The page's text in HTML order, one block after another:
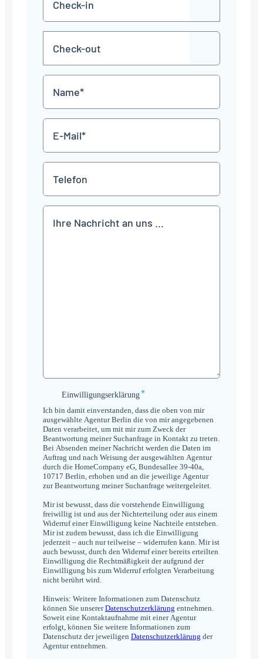
in
TT
Punkt
MM
JJJJ
TT
Punkt
MM
JJJJ
Mail
*
Einwilligungserklärung
Einwilligungserklärung*
Ich bin damit einverstanden, dass die oben von mir
ausgewählte Agentur Berlin die von mir angegebenen
Daten verarbeitet, um mit mir zum Zweck der
Beantwortung meiner Suchanfrage in Kontakt zu treten.
Bei Absenden meiner Nachricht werden die Daten im
Auftrag und nach Weisung der ausgewählten Agentur
durch die HomeCompany eG, Bundesallee 39-40a,
10717 Berlin, erhoben und an die jeweilige Agentur
zur Beantwortung meiner Suchanfrage weitergeleitet.
Mir ist bewusst, dass die vorstehende Einwilligung
freiwillig ist und aus der Nichterteilung oder aus einem
Widerruf einer Einwilligung keine Nachteile entstehen.
Mir ist zudem bewusst, dass ich die Einwilligung
jederzeit – auch nur teilweise – widerrufen kann. Mir ist
auch bewusst, durch den Widerruf einer bereits erteilten
Einwilligung die Rechtmäßigkeit der aufgrund der
Einwilligung bis zum Widerruf erfolgten Verarbeitung
nicht berührt wird.
Hinweis: Weitere Informationen zum Datenschutz
können Sie unsererDatenschutzerklärung entnehmen.
Soweit eine Kontaktaufnahme mit einer Agentur
erfolgt, können Sie weitere Informationen zum
Datenschutz der jeweiligen Datenschutzerklärung der
Agentur entnehmen.